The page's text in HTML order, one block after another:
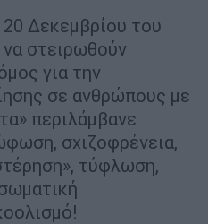
20 Δεκεμβρίου του
στειρωθούν
για την
σε ανθρώπους με
περιλάμβανε
σχιζοφρένεια,
τύφλωση,